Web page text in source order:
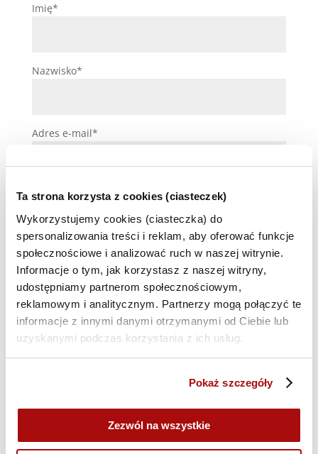
Ta strona korzysta z cookies (ciasteczek)
Wykorzystujemy cookies (ciasteczka) do
spersonalizowania treści i reklam, aby oferować funkcje
społecznościowe i analizować ruch w naszej witrynie.
Informacje o tym, jak korzystasz z naszej witryny,
udostępniamy partnerom społecznościowym,
reklamowym i analitycznym. Partnerzy mogą połączyć te
informacje z innymi danymi otrzymanymi od Ciebie lub
uzyskanymi podczas korzystania z ich usług.
Pokaż szczegóły
Zezwól na wszystkie
Imię*
Nazwisko*
Adres e-mail*
Telefon*
Kod rabatowy
Uwagi (opcjonalne)